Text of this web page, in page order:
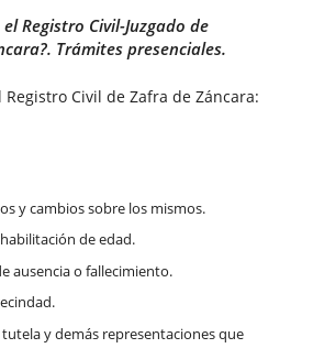
Registro Civil-Juzgado de
Trámites presenciales.
Civil de Zafra de Záncara:
y cambios sobre los mismos.
de edad.
ausencia o fallecimiento.
y demás representaciones que